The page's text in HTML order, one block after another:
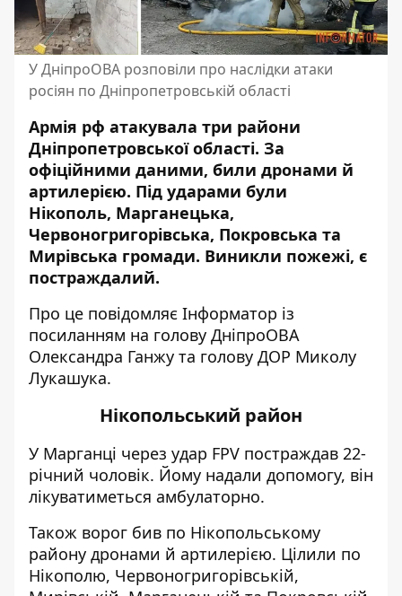
У ДніпроОВА розповіли про наслідки атаки
росіян по Дніпропетровській області
Армія рф атакувала три райони
Дніпропетровської області. За
офіційними даними, били дронами й
артилерією. Під ударами були
Нікополь, Марганецька,
Червоногригорівська, Покровська та
Мирівська громади. Виникли пожежі, є
постраждалий.
Про це повідомляє Інформатор із
посиланням на голову ДніпроОВА
Олександра Ганжу та голову ДОР Миколу
Лукашука.
Нікопольський район
У Марганці через удар FPV постраждав 22-
річний чоловік. Йому надали допомогу, він
лікуватиметься амбулаторно.
Також ворог бив по Нікопольському
району дронами й артилерією. Цілили по
Нікополю, Червоногригорівській,